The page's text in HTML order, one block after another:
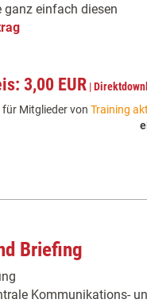
ganz einfach diesen
3,00 EUR |
Mitglieder von Training
Briefing
Kommunikations-